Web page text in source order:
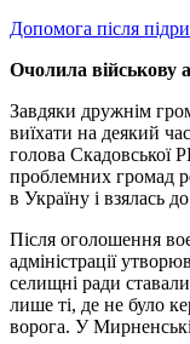
Допомога після
Очолила військову
Завдяки дружнім
виїхати на деякий
голова Скадовської
проблемних громад
в Україну і взялась
Після оголошення
адміністрації
селищні ради
лише ті, де не було
ворога. У